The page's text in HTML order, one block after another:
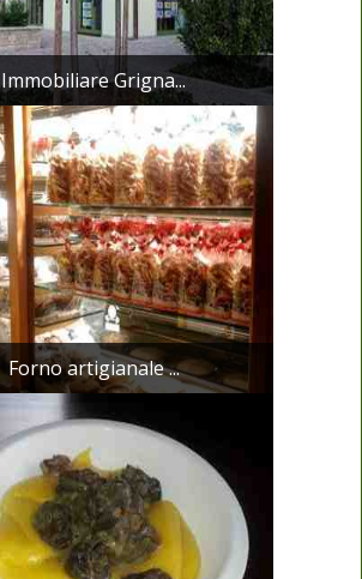
Immobiliare Grigna...
Forno artigianale ...